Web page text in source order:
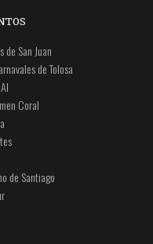
de San Juan
de Tolosa
Coral
de Santiago